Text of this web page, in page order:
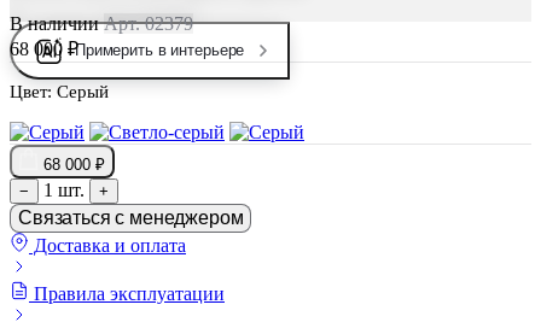
Примерить в интерьере
В наличии Арт. 02379
68 000 ₽
Цвет: Серый
68 000 ₽
−
1 шт. +
Связаться с менеджером
Доставка и оплата
Правила эксплуатации